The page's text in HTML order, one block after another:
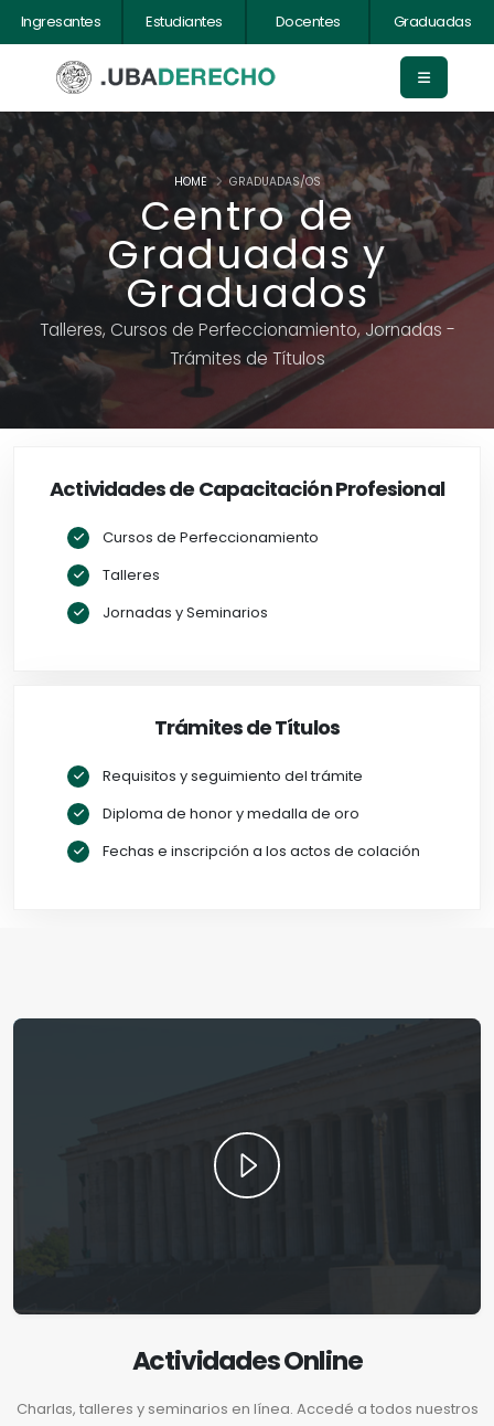
Ingresantes Estudiantes Docentes Graduadas
Centro de
Graduadas y
Graduados
Talleres, Cursos de Perfeccionamiento, Jornadas -
Trámites de Títulos
HOME GRADUADAS/OS
Actividades de Capacitación Profesional
Cursos de Perfeccionamiento
Talleres
Jornadas y Seminarios
Trámites de Títulos
Requisitos y seguimiento del trámite
Diploma de honor y medalla de oro
Fechas e inscripción a los actos de colación
Actividades Online
Charlas, talleres y seminarios en línea. Accedé a todos nuestros